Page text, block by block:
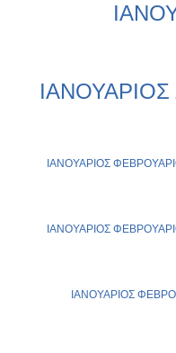
ΙΑΝΟΥΑΡΙΟΣ
ΙΑΝΟΥΑΡΙΟΣ
ΙΑΝΟΥΑΡΙΟΣ
ΙΑΝΟΥΑΡΙΟΣ